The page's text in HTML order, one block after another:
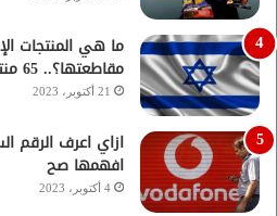
ما هي المنتجات
مقاطعتها؟.. 65 منتج تقدر تستغنى عنهم
21 أكتوبر، 2023
ازاي اعرف الرقم
افهمها صح
4 أكتوبر، 2023